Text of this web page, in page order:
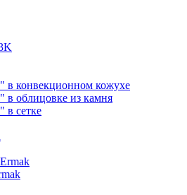
конвекционном кожухе
облицовке из камня
сетке